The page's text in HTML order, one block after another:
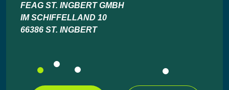
FEAG ST. INGBERT GMBH
IM SCHIFFELLAND 10
66386 ST. INGBERT